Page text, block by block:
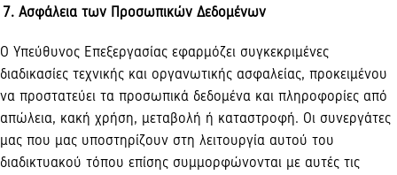
7. Ασφάλεια των Προσωπικών Δεδομένων
O Yπεύθυνος Επεξεργασίας εφαρμόζει συγκεκριμένες
διαδικασίες τεχνικής και οργανωτικής ασφαλείας, προκειμένου
να προστατεύει τα προσωπικά δεδομένα και πληροφορίες από
απώλεια, κακή χρήση, μεταβολή ή καταστροφή. Οι συνεργάτες
μας που μας υποστηρίζουν στη λειτουργία αυτού του
διαδικτυακού τόπου επίσης συμμορφώνονται με αυτές τις